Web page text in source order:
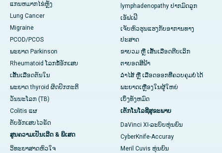
ແກນ​ຫມາກ​ໄຂ່​ຫຼັງ
Lung Cancer
Migraine
PCOD/PCOS
ພະຍາດ Parkinson
Rheumatoid ໂລກຂໍ້ອັກເສບ
ເສັ້ນເລືອດຕັນໃນ
ພະຍາດ thyroid ຜິດປົກກະຕິ
ວັນນະໂລກ (TB)
Colitis ແຜ
ຕັບອັກເສບໄວຣັດ
ສູນຄວາມເປັນເລີດ & ພິເສດ
ວິທະຍາສາດຫົວໃຈ
lymphadenopathy ປາກມົດລູກ
ເອັຟເຟີ
ເຈັບຫົວຮຸນແຮງກັບອາການທາງ
ປະສາດ
ຂາບວມ ຫຼື ເສັ້ນເລືອດຕີບເລິກ
ຕາບອດສີຟ້າ
ລຳໄສ້ ຫຼື ເລືອດອອກທີ່ຄວບຄຸມບໍ່ໄດ້
ພະຍາດເຫຼືອງໃນຜູ້ໃຫຍ່
ເບິ່ງທັງຫມົດ
ເຕັກໂນໂລຊີສຸຂະພາບ
DaVinci XI-ລະບົບຫຸ່ນຍົນ
CyberKnife-Accuray
Meril Cuvis ຫຸ່ນຍົນ